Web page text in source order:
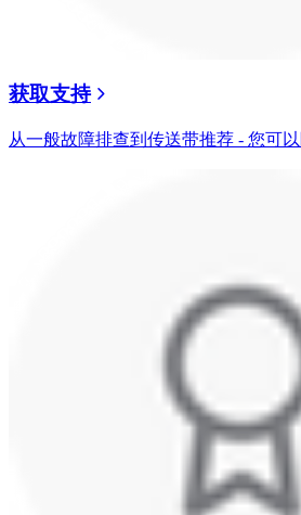
获取支持
从一般故障排查到传送带推荐 - 您可